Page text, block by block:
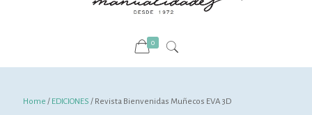
0
Home / EDICIONES / Revista Bienvenidas Muñecos EVA 3D